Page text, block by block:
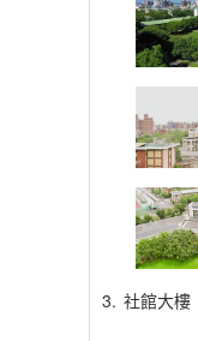
3. 社館大樓